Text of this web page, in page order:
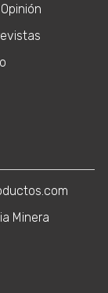
Opinión
Minera